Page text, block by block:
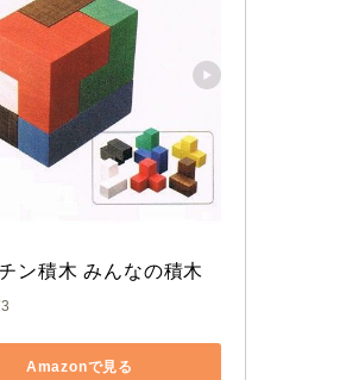
ン積木 みんなの積木
Amazonで見る